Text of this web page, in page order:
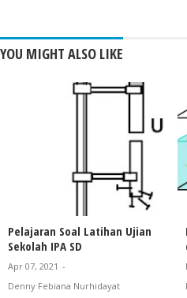
YOU MIGHT ALSO LIKE
Pelajaran Soal Latihan Ujian
Sekolah IPA SD
Apr 07, 2021 -
Denny Febiana Nurhidayat